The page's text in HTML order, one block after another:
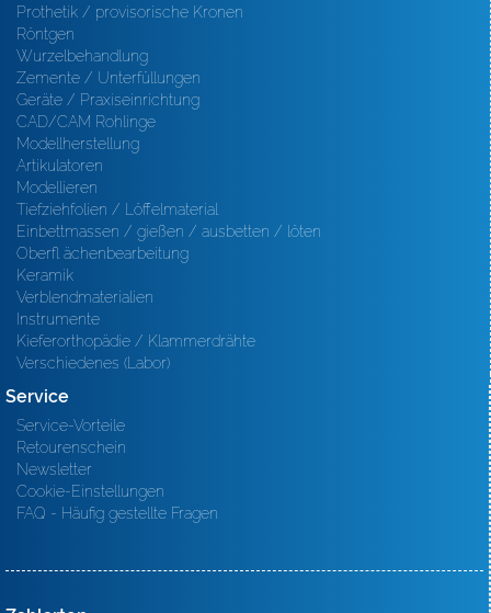
Prothetik / provisorische Kronen
Röntgen
Wurzelbehandlung
Zemente / Unterfüllungen
Geräte / Praxiseinrichtung
CAD/CAM Rohlinge
Modellherstellung
Artikulatoren
Modellieren
Tiefziehfolien / Löffelmaterial
Einbettmassen / gießen / ausbetten / löten
Oberfl ächenbearbeitung
Keramik
Verblendmaterialien
Instrumente
Kieferorthopädie / Klammerdrähte
Verschiedenes (Labor)
Service
Service-Vorteile
Retourenschein
Newsletter
Cookie-Einstellungen
FAQ - Häufig gestellte Fragen